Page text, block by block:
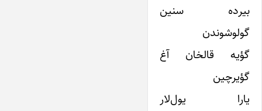
بیرده سنین
گولوشوندن
گؤیه قالخان آغ
گؤیرچین
یارا یول‌لار